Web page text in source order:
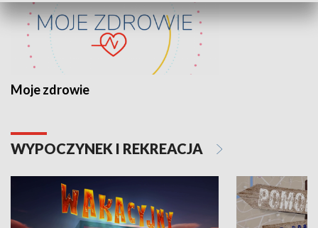
Moje zdrowie
WYPOCZYNEK I REKREACJA